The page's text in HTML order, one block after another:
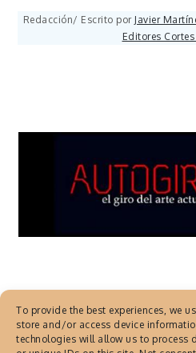
To provide the best experiences, we
store and/or access device
technologies will allow us to process
Redacción/ Escrito por Javier
Editores